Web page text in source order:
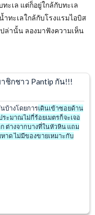
ะเล แต่ก็อยู่ใกล้กับทะเล
ทะเลใกล้กับโรงแรมไอบิส
ล่านั้น ลองมาฟังความเห็น
ชิกชาว Pantip กัน!!!
บ้างโดยการเดินเข้าซอยด้าน
ะมาณไม่กี่ร้อยเมตรก็จะเจอ
ต่างจากบางที่ในหัวหิน แถม
าด ไม่มีของขายเหมาะกับ